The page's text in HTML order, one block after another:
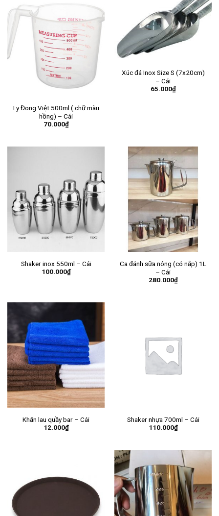
Ly Đong Việt 500ml ( chữ màu
hồng) – Cái
70.000₫
Xúc đá Inox Size S (7x20cm)
– Cái
65.000₫
Shaker inox 550ml – Cái
100.000₫
Ca đánh sữa nóng (có nắp) 1L
– Cái
280.000₫
Khăn lau quầy bar – Cái
12.000₫
Shaker nhựa 700ml – Cái
110.000₫